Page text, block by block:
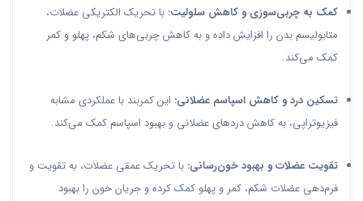
کمک به چربی‌سوزی و کاهش سلولیت: با تحریک الکتریکی عضلات،
متابولیسم بدن را افزایش داده و به کاهش چربی‌های شکم، پهلو و کمر
کمک می‌کند.
تسکین درد و کاهش اسپاسم عضلانی: این کمربند با عملکردی مشابه
فیزیوتراپی، به کاهش دردهای عضلانی و بهبود اسپاسم کمک می‌کند.
تقویت عضلات و بهبود خون‌رسانی: با تحریک عمقی عضلات، به تقویت و
فرم‌دهی عضلات شکم، کمر و پهلو کمک کرده و جریان خون را بهبود